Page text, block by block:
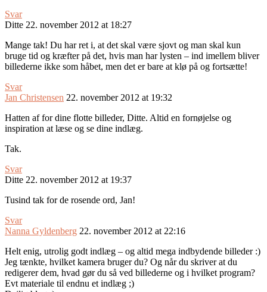
Svar
Ditte 22. november 2012 at 18:27
Mange tak! Du har ret i, at det skal være sjovt og man skal kun
bruge tid og kræfter på det, hvis man har lysten – ind imellem bliver
billederne ikke som håbet, men det er bare at klø på og fortsætte!
Svar
Jan Christensen 22. november 2012 at 19:32
Hatten af for dine flotte billeder, Ditte. Altid en fornøjelse og
inspiration at læse og se dine indlæg.
Tak.
Svar
Ditte 22. november 2012 at 19:37
Tusind tak for de rosende ord, Jan!
Svar
Nanna Gyldenberg 22. november 2012 at 22:16
Helt enig, utrolig godt indlæg – og altid mega indbydende billeder :)
Jeg tænkte, hvilket kamera bruger du? Og når du skriver at du
redigerer dem, hvad gør du så ved billederne og i hvilket program?
Evt materiale til endnu et indlæg ;)